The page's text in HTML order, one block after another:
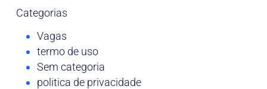
Categorias
Vagas
termo de uso
Sem categoria
politica de privacidade